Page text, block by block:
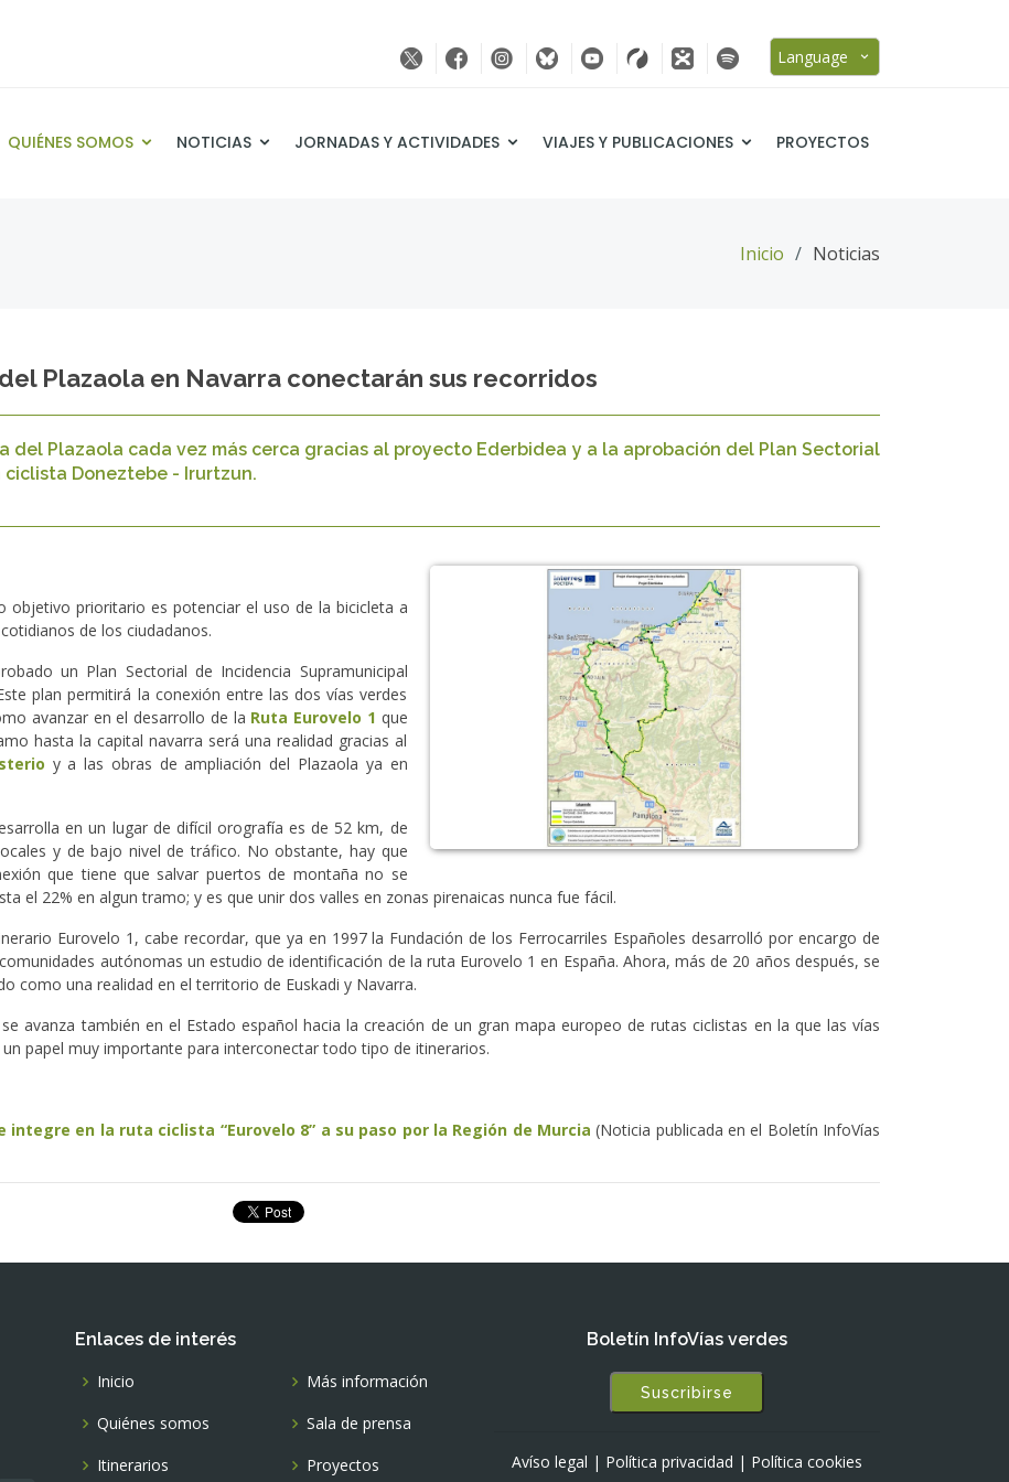
Language
QUIÉNES SOMOS NOTICIAS JORNADAS Y ACTIVIDADES VIAJES Y PUBLICACIONES PROYECTOS
Inicio Noticias
Plazaola en Navarra conectarán sus recorridos
del Plazaola cada vez más cerca gracias al proyecto Ederbidea y a la aprobación del Plan Sectorial
Doneztebe - Irurtzun.
prioritario es potenciar el uso de la bicicleta a
de los ciudadanos.
un Plan Sectorial de Incidencia Supramunicipal
plan permitirá la conexión entre las dos vías verdes
avanzar en el desarrollo de la Ruta Eurovelo 1 que
hasta la capital navarra será una realidad gracias al
y a las obras de ampliación del Plazaola ya en
en un lugar de difícil orografía es de 52 km, de
y de bajo nivel de tráfico. No obstante, hay que
que tiene que salvar puertos de montaña no se
el 22% en algun tramo; y es que unir dos valles en zonas pirenaicas nunca fue fácil.
Eurovelo 1, cabe recordar, que ya en 1997 la Fundación de los Ferrocarriles Españoles desarrolló por encargo de
autónomas un estudio de identificación de la ruta Eurovelo 1 en España. Ahora, más de 20 años después, se
como una realidad en el territorio de Euskadi y Navarra.
avanza también en el Estado español hacia la creación de un gran mapa europeo de rutas ciclistas en la que las vías
papel muy importante para interconectar todo tipo de itinerarios.
integre en la ruta ciclista “Eurovelo 8” a su paso por la Región de Murcia (Noticia publicada en el Boletín InfoVías
Enlaces de interés
Inicio
Quiénes somos
Itinerarios
Más información
Sala de prensa
Proyectos
Boletín InfoVías verdes
Suscribirse
Avíso legal | Política privacidad | Política cookies